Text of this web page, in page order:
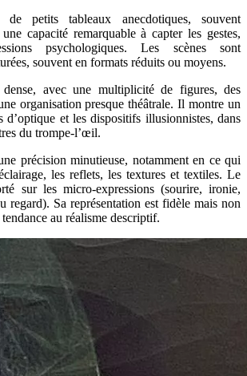
petits tableaux anecdotiques, souvent
capacité remarquable à capter les gestes,
psychologiques. Les scènes sont
souvent en formats réduits ou moyens.
avec une multiplicité de figures, des
organisation presque théâtrale. Il montre un
d’optique et les dispositifs illusionnistes, dans
du trompe-l’œil.
précision minutieuse, notamment en ce qui
les reflets, les textures et textiles. Le
sur les micro-expressions (sourire, ironie,
regard). Sa représentation est fidèle mais non
au réalisme descriptif.